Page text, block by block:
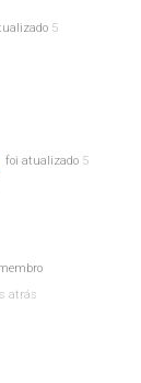
5
foi atualizado 5
atrás